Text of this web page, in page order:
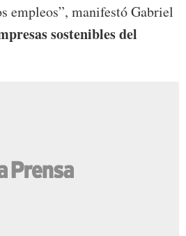
empleos”, manifestó Gabriel
sostenibles del